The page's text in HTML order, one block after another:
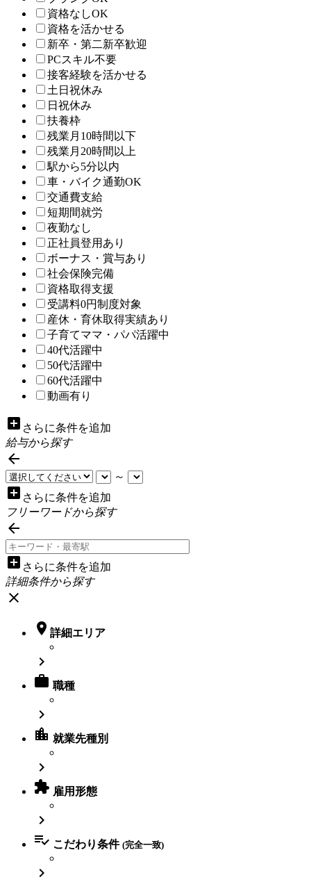
資格なしOK
資格を活かせる
新卒・第二新卒歓迎
PCスキル不要
接客経験を活かせる
土日祝休み
日祝休み
扶養枠
残業月10時間以下
残業月20時間以上
駅から5分以内
車・バイク通勤OK
交通費支給
短期間就労
夜勤なし
正社員登用あり
ボーナス・賞与あり
社会保険完備
資格取得支援
受講料0円制度対象
産休・育休取得実績あり
子育てママ・パパ活躍中
40代活躍中
50代活躍中
60代活躍中
動画有り
add_box さらに条件を追加
給与から探す

～
add_box さらに条件を追加
フリーワードから探す

add_box さらに条件を追加
詳細条件から探す
close
 詳細エリア

 職種

location_city 就業先種別

 雇用形態

 こだわり条件 (完全一致)
